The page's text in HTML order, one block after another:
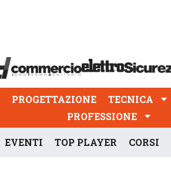
PROGETTAZIONE TECNICA
PROFESSIONE
EVENTI TOP PLAYER CORSI